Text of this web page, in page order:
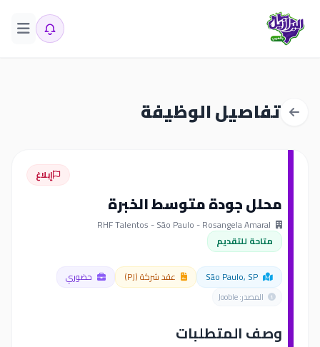
تفاصيل الوظيفة
إبلاغ
محلل جودة متوسط الخبرة
متاحة للتقديم
عقد شركة (PJ) حضوري
المصدر: Jooble
وصف المتطلبات